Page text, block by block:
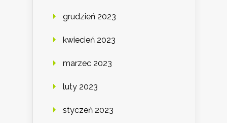
grudzień 2023
kwiecień 2023
marzec 2023
luty 2023
styczeń 2023